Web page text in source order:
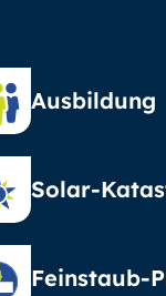
Ausbildung
Solar-
Feinstaub-